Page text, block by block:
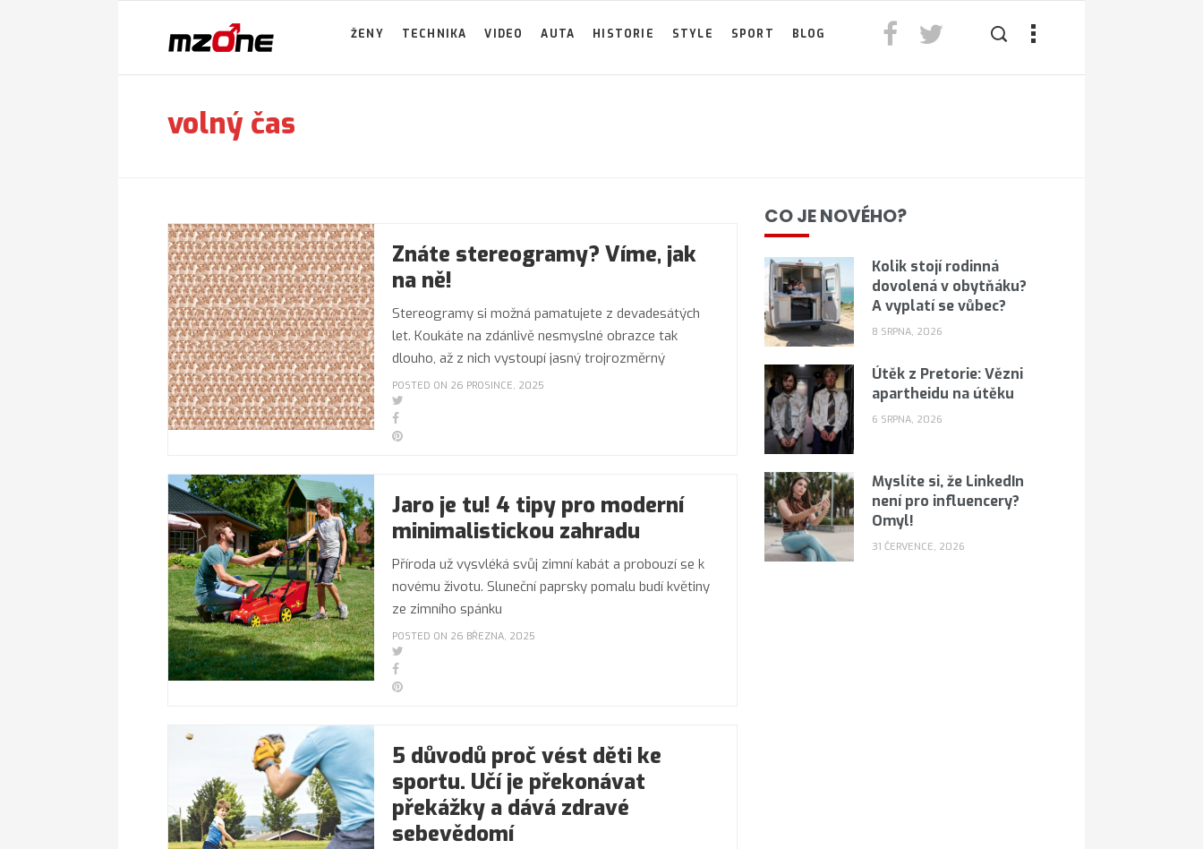
ŽENY TECHNIKA VIDEO AUTA HISTORIE STYLE SPORT BLOG
volný čas
Znáte stereogramy? Víme, jak
na ně!
Stereogramy si možná pamatujete z devadesátých
let. Koukáte na zdánlivě nesmyslné obrazce tak
dlouho, až z nich vystoupí jasný trojrozměrný
POSTED ON 26 PROSINCE, 2025
Jaro je tu! 4 tipy pro moderní
minimalistickou zahradu
Příroda už vysvléká svůj zimní kabát a probouzí se k
novému životu. Sluneční paprsky pomalu budí květiny
ze zimního spánku
POSTED ON 26 BŘEZNA, 2025
5 důvodů proč vést děti ke
sportu. Učí je překonávat
překážky a dává zdravé
sebevědomí
CO JE NOVÉHO?
Kolik stojí rodinná
dovolená v obytňáku?
A vyplatí se vůbec?
8 SRPNA, 2026
Útěk z Pretorie: Vězni
apartheidu na útěku
6 SRPNA, 2026
Myslíte si, že LinkedIn
není pro influencery?
Omyl!
31 ČERVENCE, 2026